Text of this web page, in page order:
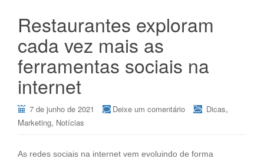
Restaurantes exploram
cada vez mais as
ferramentas sociais na
internet
7 de junho de 2021 Deixe um comentário Dicas,
Marketing, Notícias
As redes sociais na internet vem evoluindo de forma